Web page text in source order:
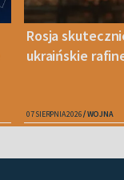
Rosja
ukraińskie
07 SIERPNIA 2026 WOJNA